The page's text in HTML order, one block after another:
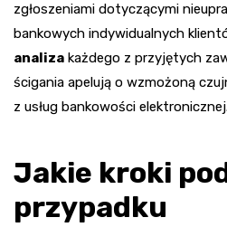
zgłoszeniami dotyczącymi
bankowych indywidualnych
analiza każdego z przyjętych
ścigania apelują o wzmożoną
z usług bankowości
Jakie kroki
przypadku